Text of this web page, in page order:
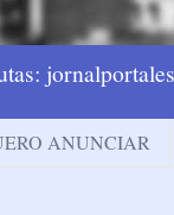
ANUNCIAR